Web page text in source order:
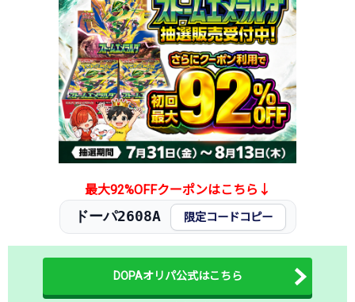
2026.1.5 200円 480円
2025.12.25
200円 480円
2025.12.15
200円 480円
2025.12.5
200円 480円
2025.11.25
200円 480円
2025.11.15
200円 480円
2025.11.5
200円 480円
2025.10.25
200円 480円
発売日初動
350円 -円
最大92%OFFクーポンはこちら↓
ドーパ2608A 限定コードコピー
DOPAオリパ公式はこちら